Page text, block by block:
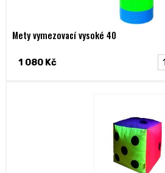
Mety vymezovací vysoké 40
1 080 Kč